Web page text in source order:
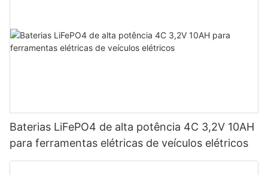
Baterias LiFePO4 de alta potência 4C 3,2V 10AH
para ferramentas elétricas de veículos elétricos